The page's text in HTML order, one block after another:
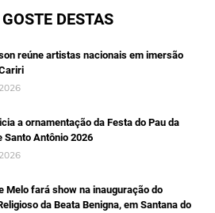
DESTAS
reúne artistas nacionais em imersão
a ornamentação da Festa do Pau da
Santo Antônio 2026
Melo fará show na inauguração do
da Beata Benigna, em Santana do